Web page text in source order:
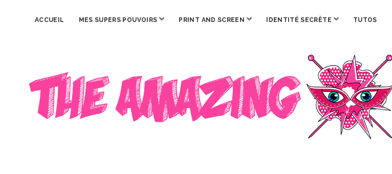
ACCUEIL MES SUPERS POUVOIRS ouvrirPRINT AND SCREEN ouvrir IDENTITÉ SECRÈTE ouvrir
TUTOS
The
Amazing